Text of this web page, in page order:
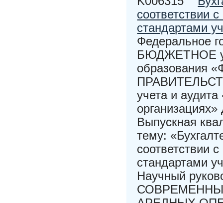
соответствии
стандартами
Федеральное
БЮДЖЕТНОЕ
учета и
Выпускная
тему:
соответствии
стандартами
Научный